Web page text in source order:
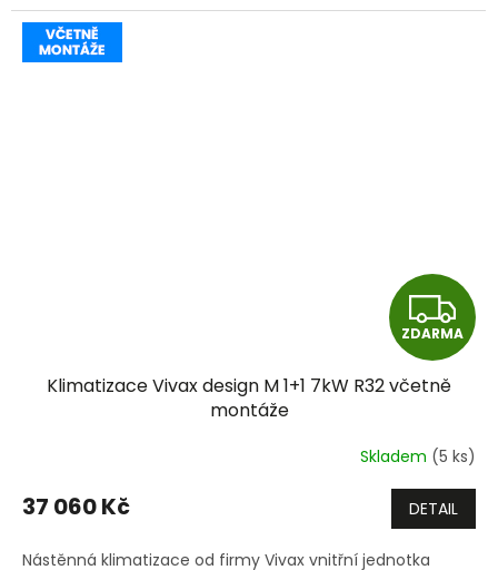
Z
D
R
M
A
ZDARMA
Klimatizace Vivax design M 1+1 7kW R32 včetně
montáže
Skladem (5 ks)
37 060 Kč DETAIL
Nástěnná klimatizace od firmy Vivax vnitřní jednotka